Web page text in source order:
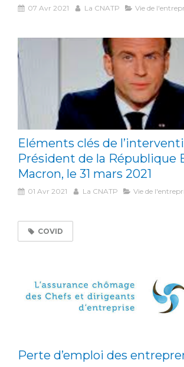
07 Avr 2021 La CNATP Vie de
Eléments clés de
Président de la République
Macron, le 31 mars 2021
01 Avr 2021 La CNATP Vie de
COVID
Perte d’emploi des